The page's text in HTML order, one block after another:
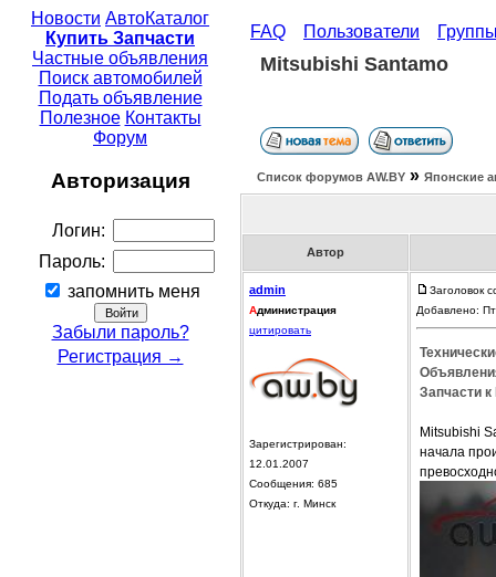
Новости АвтоКаталог
Купить Запчасти
Частные объявления
Поиск автомобилей
Подать объявление
Полезное Контакты
Форум
Авторизация
Логин:
Пароль:
запомнить меня
Забыли пароль?
Регистрация →
FAQ Пользователи
Mitsubishi Santamo
Список форумов АW.BY » Японские
Автор
admin
Администрация
цитировать
Зарегистрирован:
12.01.2007
Сообщения: 685
Откуда: г. Минск
Заголовок
Добавлено:
Запчасти
Mitsubishi
начала